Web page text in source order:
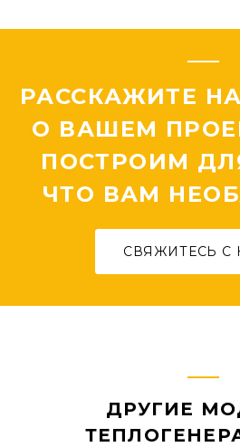
РАССКАЖИТЕ
О ВАШЕМ
ПОСТРОИМ
ЧТО ВАМ
СВЯЖИТЕСЬ С
ДРУГИЕ